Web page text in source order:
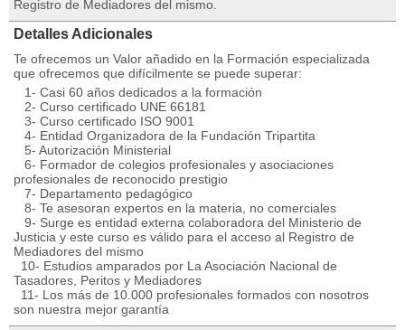
Registro de Mediadores del mismo.
Detalles Adicionales
Te ofrecemos un Valor añadido en la Formación especializada
que ofrecemos que difícilmente se puede superar:
1- Casi 60 años dedicados a la formación
2- Curso certificado UNE 66181
3- Curso certificado ISO 9001
4- Entidad Organizadora de la Fundación Tripartita
5- Autorización Ministerial
6- Formador de colegios profesionales y asociaciones
profesionales de reconocido prestigio
7- Departamento pedagógico
8- Te asesoran expertos en la materia, no comerciales
9- Surge es entidad externa colaboradora del Ministerio de
Justicia y este curso es válido para el acceso al Registro de
Mediadores del mismo
10- Estudios amparados por La Asociación Nacional de
Tasadores, Peritos y Mediadores
11- Los más de 10.000 profesionales formados con nosotros
son nuestra mejor garantía